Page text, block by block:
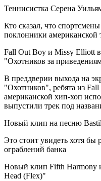
Теннисистка Серена
Кто сказал, что
поклонники
Fall Out Boy и Missy Elliott
"Охотников за
В преддверии выхода на
"Охотников", ребята из
американской хип-хоп
выпустили трек под
Новый клип на песню
Это стоит увидеть хотя бы
ограблений банка
Новый клип Fifth Harmony
Head (Flex)"